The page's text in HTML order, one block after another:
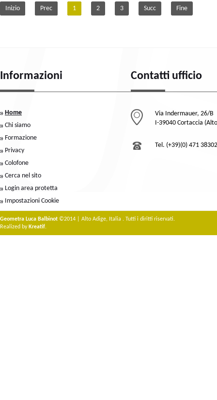
Inizio Prec 1 2 3 Succ Fine
Informazioni
Home
Chi siamo
Formazione
Privacy
Colofone
Cerca nel sito
Login area protetta
Impostazioni Cookie
Contatti ufficio
Via Indermauer, 26/B
I-39040 Cortaccia
Tel. (+39)(0) 471
Geometra Luca Balbinot ©2014 | Alto Adige, Italia . Tutti i diritti riservati.
Realized by Kreatif.